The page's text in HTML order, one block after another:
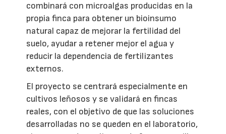
combinará con microalgas producidas en la
propia finca para obtener un bioinsumo
natural capaz de mejorar la fertilidad del
suelo, ayudar a retener mejor el agua y
reducir la dependencia de fertilizantes
externos.
El proyecto se centrará especialmente en
cultivos leñosos y se validará en fincas
reales, con el objetivo de que las soluciones
desarrolladas no se queden en el laboratorio,